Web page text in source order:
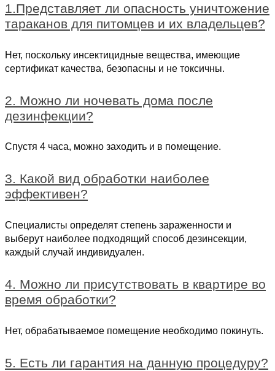
1.Представляет ли опасность уничтожение
тараканов для питомцев и их владельцев?
Нет, поскольку инсектицидные вещества, имеющие
сертификат качества, безопасны и не токсичны.
2. Можно ли ночевать дома после
дезинфекции?
Спустя 4 часа, можно заходить и в помещение.
3. Какой вид обработки наиболее
эффективен?
Специалисты определят степень зараженности и
выберут наиболее подходящий способ дезинсекции,
каждый случай индивидуален.
4. Можно ли присутствовать в квартире во
время обработки?
Нет, обрабатываемое помещение необходимо покинуть.
5. Есть ли гарантия на данную процедуру?